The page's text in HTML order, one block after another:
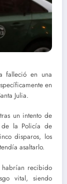
falleció en una
en
Julia.
un intento de
la Policía de
disparos, los
asaltarlo.
habrían recibido
vital, siendo